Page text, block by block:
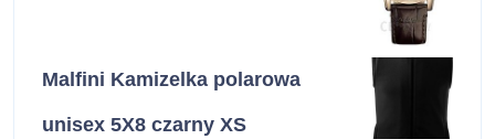
Malfini Kamizelka polarowa
unisex 5X8 czarny XS